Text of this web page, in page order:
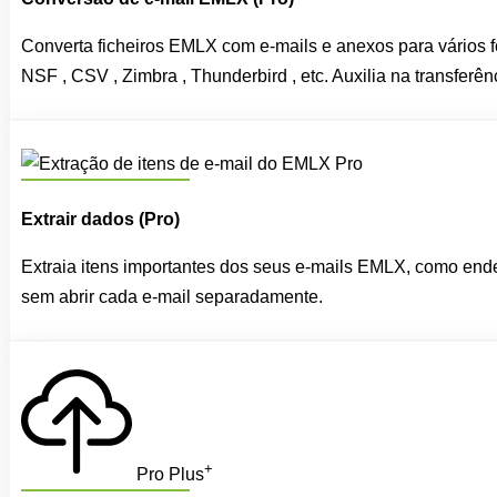
Converta ficheiros EMLX com e-mails e anexos para vários
NSF , CSV , Zimbra , Thunderbird , etc. Auxilia na
Pro
Extrair dados (Pro)
Extraia itens importantes dos seus e-mails EMLX, como
sem abrir cada e-mail separadamente.
Pro Plus+